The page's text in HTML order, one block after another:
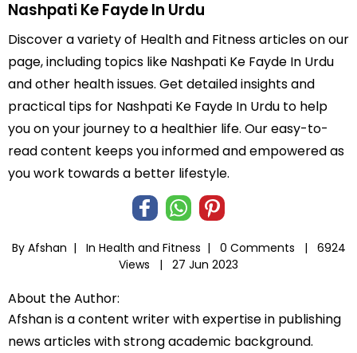
Nashpati Ke Fayde In Urdu
Discover a variety of Health and Fitness articles on our
page, including topics like Nashpati Ke Fayde In Urdu
and other health issues. Get detailed insights and
practical tips for Nashpati Ke Fayde In Urdu to help
you on your journey to a healthier life. Our easy-to-
read content keeps you informed and empowered as
you work towards a better lifestyle.
By Afshan | In Health and Fitness | 0 Comments |
6924
Views |
27 Jun 2023
About the Author:
Afshan is a content writer with expertise in publishing
news articles with strong academic background.